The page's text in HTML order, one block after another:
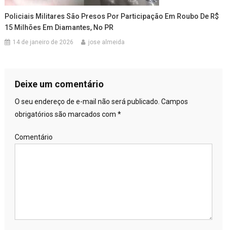
Policiais Militares São Presos Por Participação Em Roubo De R$
15 Milhões Em Diamantes, No PR
14 de janeiro de 2026 jose almeida
Deixe um comentário
O seu endereço de e-mail não será publicado. Campos
obrigatórios são marcados com *
Comentário